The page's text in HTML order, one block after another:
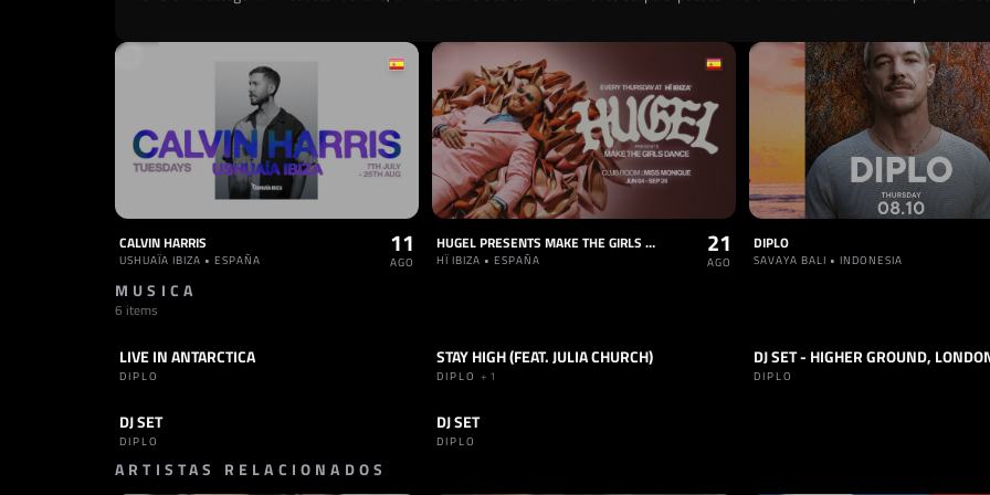
CALVIN HARRIS
USHUAÏA IBIZA • ESPAÑA
11
AGO
HUGEL PRESENTS MAKE THE GIRLS DANCE
HÏ IBIZA • ESPAÑA
21
AGO
DIPLO
SAVAYA BALI • INDONESIA
MUSICA
6 items
SET HOUSE
LIVE IN ANTARCTICA
DIPLO
TRACK DANCE
STAY HIGH (FEAT. JULIA CHURCH)
DIPLO +1
SET HOUSE
DJ SET - HIGHER GROUND,
DIPLO
SET
DJ SET
DIPLO
SET
DJ SET
DIPLO
ARTISTAS RELACIONADOS